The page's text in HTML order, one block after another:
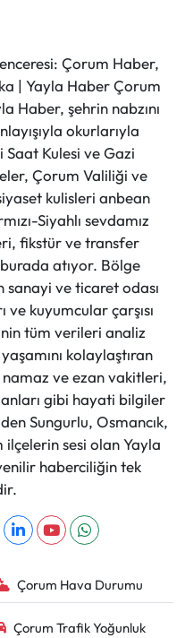
Çorum Haber,
| Yayla Haber Çorum
Haber, şehrin nabzını
okurlarıyla
Saat Kulesi ve Gazi
Çorum Valiliği ve
kulisleri anbean
Siyahlı sevdamız
fikstür ve transfer
atıyor. Bölge
ve ticaret odası
kuyumcular çarşısı
tüm verileri analiz
kolaylaştıran
ve ezan vakitleri,
gibi hayati bilgiler
Sungurlu, Osmancık,
sesi olan Yayla
haberciliğin tek
Çorum Hava Durumu
Çorum Trafik Yoğunluk